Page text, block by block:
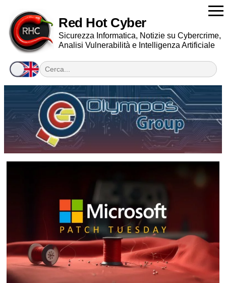
Red Hot Cyber
Sicurezza Informatica, Notizie su Cybercrime,
Analisi Vulnerabilità e Intelligenza Artificiale